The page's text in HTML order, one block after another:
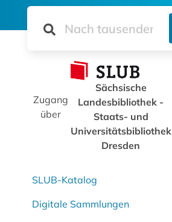
Zugang
über
Sächsische
Landesbibliothek -
Staats- und
Universitätsbibliothek
Dresden
SLUB-Katalog
Digitale Sammlungen